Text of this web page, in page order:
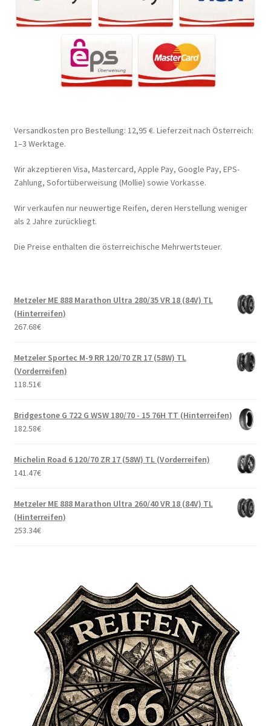
Versandkosten pro Bestellung: 12,95 €. Lieferzeit nach Österreich:
1–3 Werktage.
Wir akzeptieren Visa, Mastercard, Apple Pay, Google Pay, EPS-
Zahlung, Sofortüberweisung (Mollie) sowie Vorkasse.
Wir verkaufen nur neuwertige Reifen, deren Herstellung weniger
als 2 Jahre zurückliegt.
Die Preise enthalten die österreichische Mehrwertsteuer.
Metzeler ME 888 Marathon Ultra 280/35 VR 18 (84V) TL
(Hinterreifen)
267.68€
Metzeler Sportec M-9 RR 120/70 ZR 17 (58W) TL
(Vorderreifen)
118.51€
Bridgestone G 722 G WSW 180/70 - 15 76H TT (Hinterreifen)
182.58€
Michelin Road 6 120/70 ZR 17 (58W) TL (Vorderreifen)
141.47€
Metzeler ME 888 Marathon Ultra 260/40 VR 18 (84V) TL
(Hinterreifen)
253.34€